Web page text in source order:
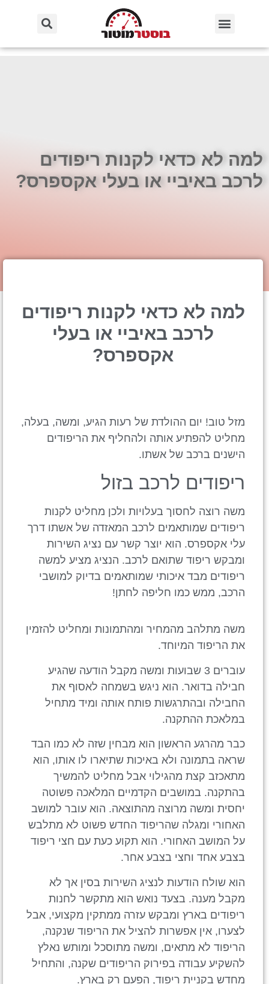
למה לא כדאי לקנות ריפודים
לרכב באיביי או בעלי אקספרס?
למה לא כדאי לקנות ריפודים
לרכב באיביי או בעלי
אקספרס?
מזל טוב! יום ההולדת של רעות הגיע, ומשה, בעלה,
מחליט להפתיע אותה ולהחליף את הריפודים
הישנים ברכב של אשתו.
ריפודים לרכב בזול
משה רוצה לחסוך בעלויות ולכן מחליט לקנות
ריפודים שמותאמים לרכב המאזדה של אשתו דרך
עלי אקספרס. הוא יוצר קשר עם נציג השירות
ומבקש ריפוד שתואם לרכב. הנציג מציע למשה
ריפודים מבד איכותי שמותאמים בדיוק למושבי
הרכב, ממש כמו חליפה לחתן!
משה מתלהב מהמחיר ומהתמונות ומחליט להזמין
את הריפוד המיוחד.
עוברים 3 שבועות ומשה מקבל הודעה שהגיע
חבילה בדואר. הוא ניגש בשמחה לאסוף את
החבילה ובהתרגשות פותח אותה ומיד מתחיל
במלאכת ההתקנה.
כבר מהרגע הראשון הוא מבחין שזה לא כמו הבד
שראה בתמונה ולא באיכות שתיארו לו אותו, הוא
מתאכזב קצת מהגילוי אבל מחליט להמשיך
בהתקנה. במושבים הקדמיים המלאכה פשוטה
יחסית ומשה מרוצה מהתוצאה. הוא עובר למושב
האחורי ומגלה שהריפוד החדש פשוט לא מתלבש
על המושב האחורי. הוא תקוע כעת עם חצי ריפוד
בצבע אחד וחצי בצבע אחר.
הוא שולח הודעות לנציג השירות בסין אך לא
מקבל מענה. בצעד נואש הוא מתקשר לחנות
ריפודים בארץ ומבקש עזרה ממתקין מקצועי, אבל
לצערו, אין אפשרות להציל את הריפוד שנקנה,
הריפוד לא מתאים, ומשה מתוסכל ומותש נאלץ
להשקיע עבודה בפירוק הריפודים שקנה, והתחיל
מחדש בקניית ריפוד, הפעם רק בארץ.